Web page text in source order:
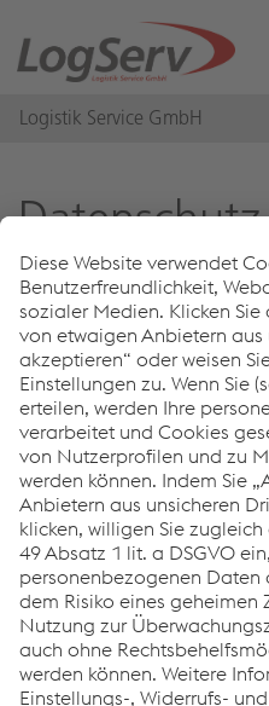
Logistik Service GmbH
Da­ten­schutz
Datenschutzeinstellungen
Nachstehend finden Sie die
die LogServ Gruppe (Logistik
Service GmbH) gültig ist.
Datenschutzerklärung
GmbH, Cargo Service GmbH)
Datenschutzerklärung für
der LogServ Gruppe PDF
©2026 Logistik Service GmbH
Impressum